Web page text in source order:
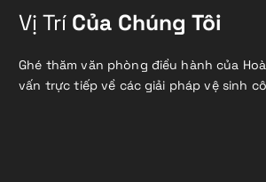
Vị TríCủa Chúng Tôi
Ghé thăm văn phòng điều hành của
vấn trực tiếp về các giải pháp vệ sinh